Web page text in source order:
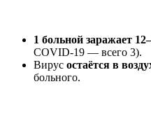
1 больной заражает
COVID-19 — всего 3).
Вирус остаётся в
больного.